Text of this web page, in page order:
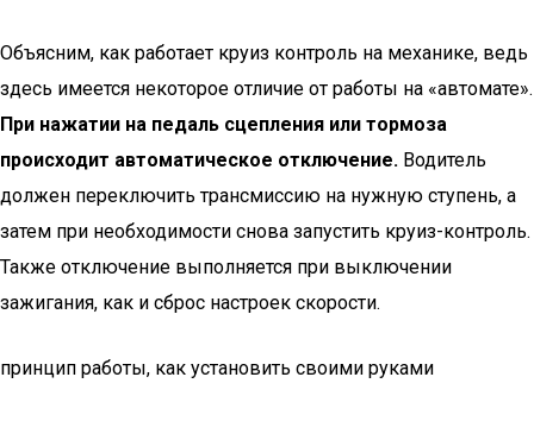
Объясним, как работает круиз контроль на механике, ведь
здесь имеется некоторое отличие от работы на «автомате».
При нажатии на педаль сцепления или тормоза
происходит автоматическое отключение. Водитель
должен переключить трансмиссию на нужную ступень, а
затем при необходимости снова запустить круиз-контроль.
Также отключение выполняется при выключении
зажигания, как и сброс настроек скорости.
принцип работы, как установить своими руками